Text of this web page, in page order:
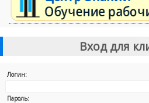
Вход для
Логин:
Пароль: